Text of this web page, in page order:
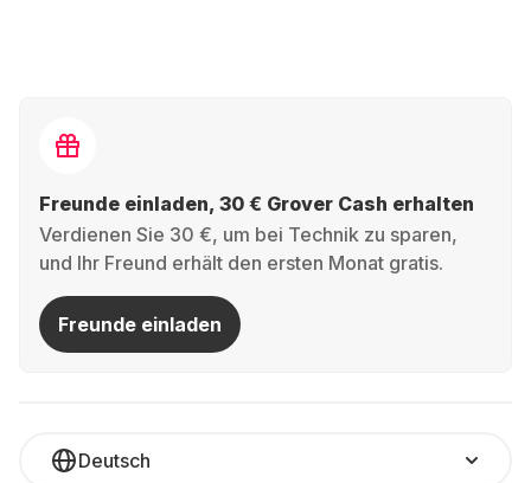
Freunde einladen, 30 € Grover Cash erhalten
Verdienen Sie 30 €, um bei Technik zu sparen,
und Ihr Freund erhält den ersten Monat gratis.
Freunde einladen
Deutsch